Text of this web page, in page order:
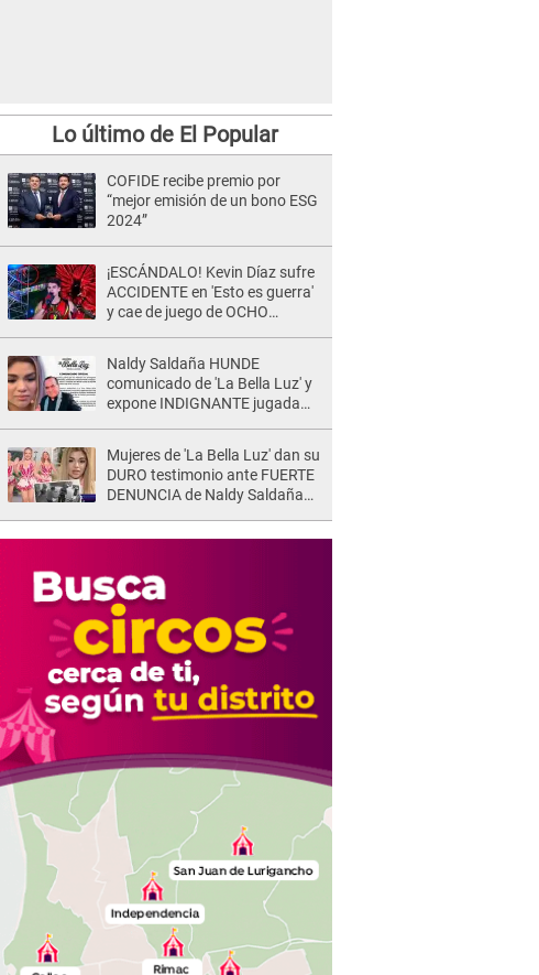
Lo último de El Popular
COFIDE recibe premio por
“mejor emisión de un bono ESG
2024”
¡ESCÁNDALO! Kevin Díaz sufre
ACCIDENTE en 'Esto es guerra'
y cae de juego de OCHO
Naldy Saldaña HUNDE
comunicado de 'La Bella Luz' y
expone INDIGNANTE jugada
Mujeres de 'La Bella Luz' dan su
DURO testimonio ante FUERTE
DENUNCIA de Naldy Saldaña